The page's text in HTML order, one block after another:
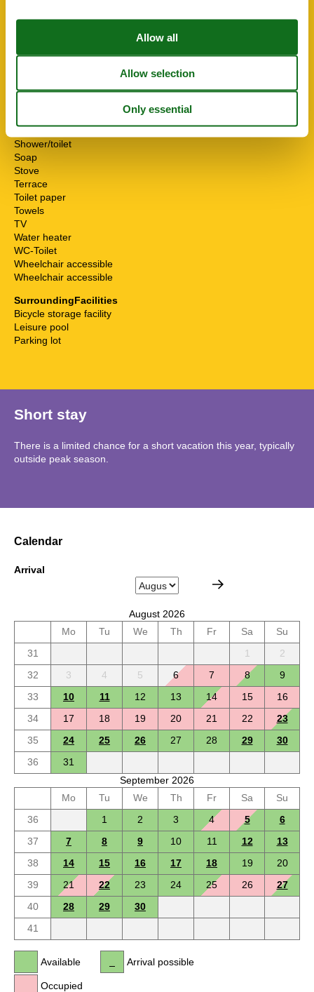
Internet - WiFi
Non-smokers
Running water
Shower
Shower/toilet
Soap
Stove
Terrace
Toilet paper
Towels
TV
Water heater
WC-Toilet
Wheelchair accessible
Wheelchair accessible
SurroundingFacilities
Bicycle storage facility
Leisure pool
Parking lot
Short stay
There is a limited chance for a short vacation this year, typically
outside peak season.
Calendar
Arrival
August 2026
Mo
Tu We Th Fr Sa
Su
31
1
2
32
3 4 5 6 7 8
9
33
10 11 12 13 14 15
16
34
17 18 19 20 21 22
23
35
24 25 26 27 28 29
30
36
31
September 2026
Mo
Tu We Th Fr Sa
Su
36
1 2 3 4 5
6
37
7 8 9 10 11 12
13
38
14 15 16 17 18 19
20
39
21 22 23 24 25 26
27
40
28 29
30
41
Available
Occupied
Arrival possible